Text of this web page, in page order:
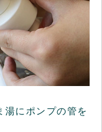
湯にポンプの管を